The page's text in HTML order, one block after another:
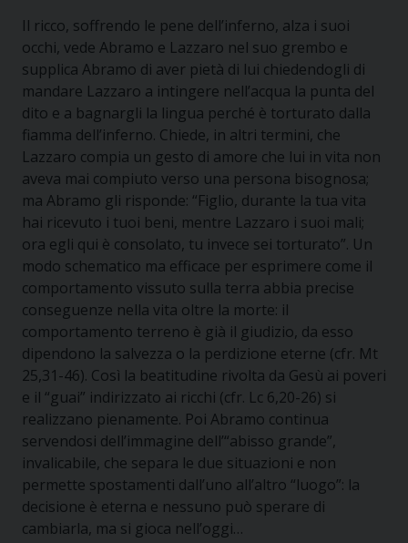
Il ricco, soffrendo le pene dell’inferno, alza i suoi
occhi, vede Abramo e Lazzaro nel suo grembo e
supplica Abramo di aver pietà di lui chiedendogli di
mandare Lazzaro a intingere nell’acqua la punta del
dito e a bagnargli la lingua perché è torturato dalla
fiamma dell’inferno. Chiede, in altri termini, che
Lazzaro compia un gesto di amore che lui in vita non
aveva mai compiuto verso una persona bisognosa;
ma Abramo gli risponde: “Figlio, durante la tua vita
hai ricevuto i tuoi beni, mentre Lazzaro i suoi mali;
ora egli qui è consolato, tu invece sei torturato”. Un
modo schematico ma efficace per esprimere come il
comportamento vissuto sulla terra abbia precise
conseguenze nella vita oltre la morte: il
comportamento terreno è già il giudizio, da esso
dipendono la salvezza o la perdizione eterne (cfr. Mt
25,31-46). Così la beatitudine rivolta da Gesù ai poveri
e il “guai” indirizzato ai ricchi (cfr. Lc 6,20-26) si
realizzano pienamente. Poi Abramo continua
servendosi dell’immagine dell’“abisso grande”,
invalicabile, che separa le due situazioni e non
permette spostamenti dall’uno all’altro “luogo”: la
decisione è eterna e nessuno può sperare di
cambiarla, ma si gioca nell’oggi…